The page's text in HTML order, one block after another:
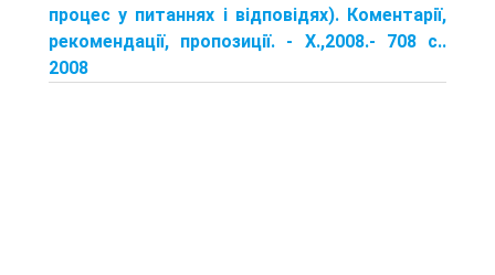
процес у питаннях і відповідях). Коментарії,
рекомендації, пропозиції. - X.,2008.- 708 с..
2008